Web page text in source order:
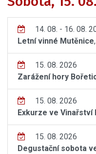
14. 08. - 16. 08.
Letní vinné Mutěnice
15. 08. 2026
Zarážení hory
15. 08. 2026
Exkurze ve Vinařství
15. 08. 2026
Degustační sobota